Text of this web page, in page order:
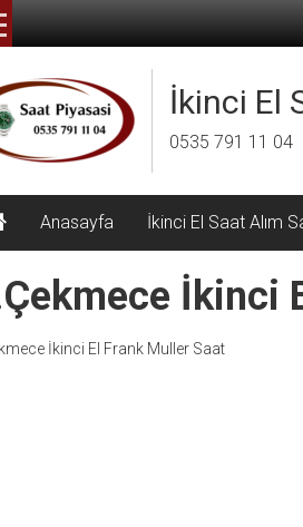
İkinci El
0535 791 11 04
Anasayfa İkinci El Saat Alım
İkinci
İkinci El Frank Muller Saat